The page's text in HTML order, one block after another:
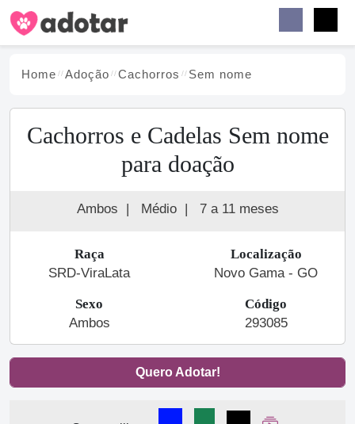
Home Adoção Cachorros Sem nome
Cachorros e Cadelas Sem nome
para doação
Ambos | Médio | 7 a 11 meses
Raça
SRD-ViraLata
Localização
Novo Gama - GO
Sexo
Ambos
Código
293085
Quero Adotar!
Compartilhar no Facebook
Compartilhar no
Compartilhar